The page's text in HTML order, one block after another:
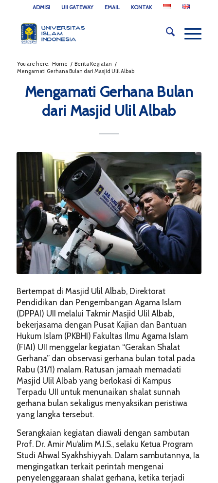
ADMISI UII GATEWAY EMAIL KONTAK
You are here: Home / Berita Kegiatan /
Mengamati Gerhana Bulan dari Masjid Ulil Albab
Mengamati Gerhana Bulan
dari Masjid Ulil Albab
Bertempat di Masjid Ulil Albab, Direktorat
Pendidikan dan Pengembangan Agama Islam
(DPPAI) UII melalui Takmir Masjid Ulil Albab,
bekerjasama dengan Pusat Kajian dan Bantuan
Hukum Islam (PKBHI) Fakultas Ilmu Agama Islam
(FIAI) UII menggelar kegiatan “Gerakan Shalat
Gerhana” dan observasi gerhana bulan total pada
Rabu (31/1) malam. Ratusan jamaah memadati
Masjid Ulil Albab yang berlokasi di Kampus
Terpadu UII untuk menunaikan shalat sunnah
gerhana bulan sekaligus menyaksikan peristiwa
yang langka tersebut.
Serangkaian kegiatan diawali dengan sambutan
Prof. Dr. Amir Mu‘alim M.I.S., selaku Ketua Program
Studi Ahwal Syakhshiyyah. Dalam sambutannya, Ia
mengingatkan terkait perintah mengenai
penyelenggaraan shalat gerhana, ketika terjadi